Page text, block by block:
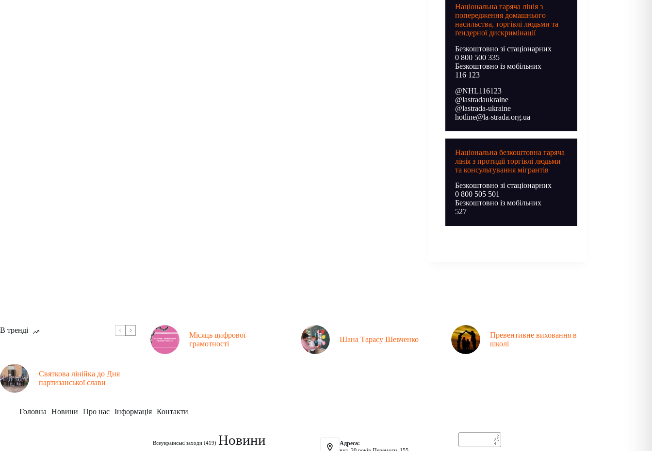
Національна гаряча лінія з
попередження домашнього
насильства, торгівлі людьми та
ґендерної дискримінації
Безкоштовно зі стаціонарних
0 800 500 335
Безкоштовно із мобільних
116 123
@NHL116123
@lastradaukraine
@lastrada-ukraine
hotline@la-strada.org.ua
Національна безкоштовна гаряча
лінія з протидії торгівлі людьми
та консультування мігрантів
Безкоштовно зі стаціонарних
0 800 505 501
Безкоштовно із мобільних
527
В тренді
Місяць цифрової
грамотності
Шана Тарасу Шевченко
Превентивне виховання в
школі
Святкова лінійка до Дня
партизанської слави
Головна Новини Про нас Інформація Контакти
Всеукраїнські заходи(419) Новини
Адреса: